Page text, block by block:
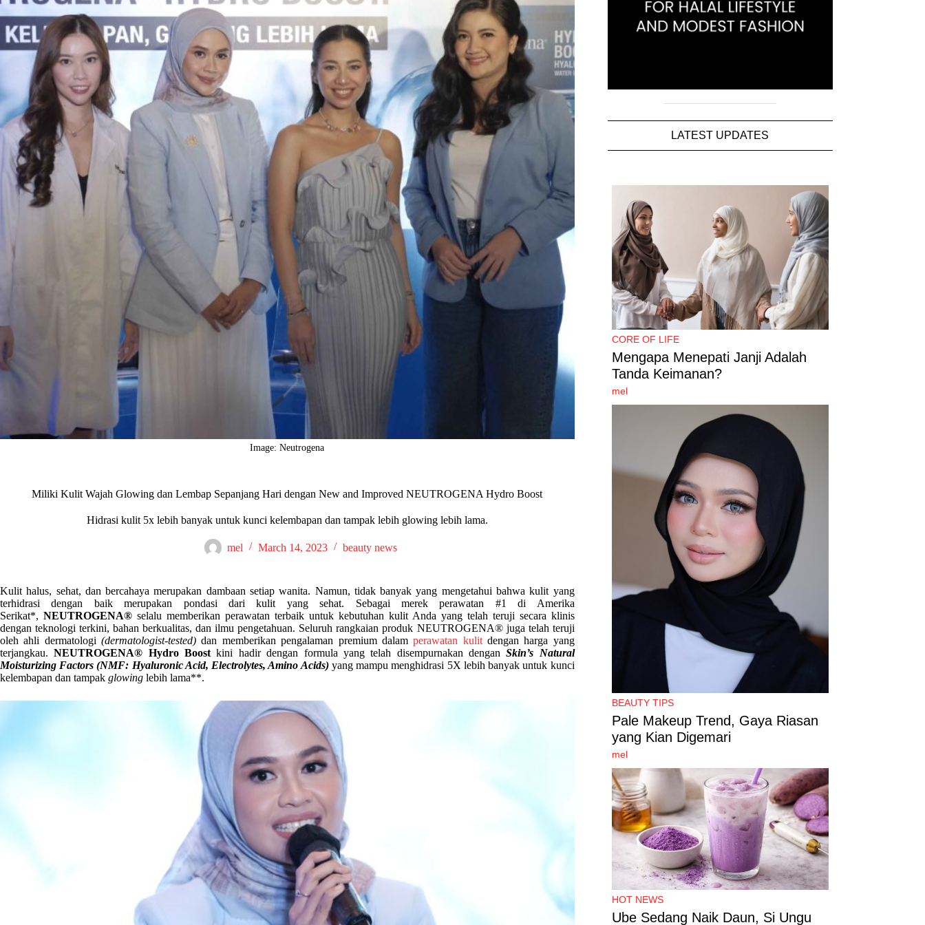
Image: Neutrogena
Miliki Kulit Wajah Glowing dan Lembap Sepanjang Hari dengan New and Improved NEUTROGENA Hydro Boost
Hidrasi kulit 5x lebih banyak untuk kunci kelembapan dan tampak lebih glowing lebih lama.
mel March 14, 2023 beauty news
Kulit halus, sehat, dan bercahaya merupakan dambaan setiap wanita. Namun, tidak banyak yang mengetahui bahwa kulit yang
terhidrasi dengan baik merupakan pondasi dari kulit yang sehat. Sebagai merek perawatan #1 di Amerika
Serikat*, NEUTROGENA®selalu memberikan perawatan terbaik untuk kebutuhan kulit Anda yang telah teruji secara klinis
dengan teknologi terkini, bahan berkualitas, dan ilmu pengetahuan. Seluruh rangkaian produk NEUTROGENA® juga telah teruji
oleh ahli dermatologi(dermatologist-tested) dan memberikan pengalaman premium dalamperawatan kulit dengan harga yang
terjangkau.NEUTROGENA® Hydro Boost kini hadir dengan formula yang telah disempurnakan denganSkin’s Natural
Moisturizing Factors (NMF: Hyaluronic Acid, Electrolytes, Amino Acids)yang mampu menghidrasi 5X lebih banyak untuk kunci
kelembapan dan tampak glowing lebih lama**.
LATEST UPDATES
CORE OF LIFE
Mengapa Menepati Janji Adalah
Tanda Keimanan?
mel
BEAUTY TIPS
Pale Makeup Trend, Gaya Riasan
yang Kian Digemari
mel
HOT NEWS
Ube Sedang Naik Daun, Si Ungu